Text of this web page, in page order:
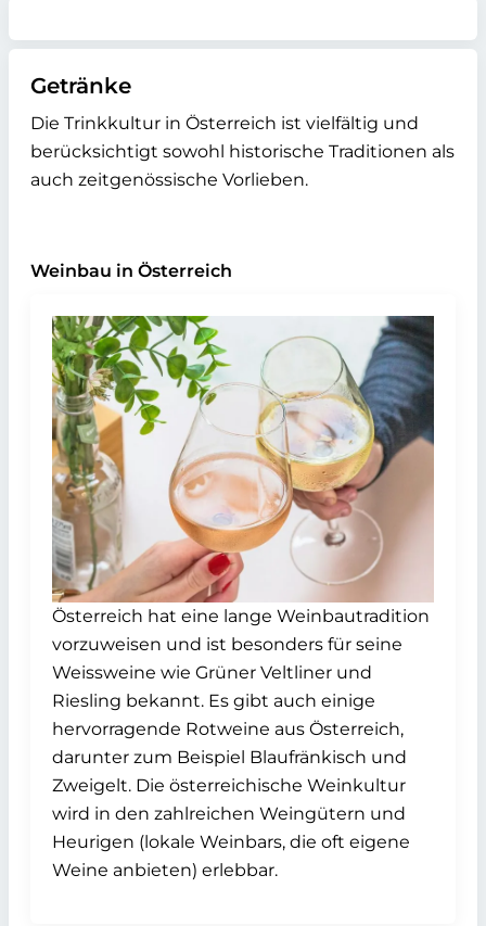
Getränke
Die Trinkkultur in Österreich ist vielfältig und
berücksichtigt sowohl historische Traditionen als
auch zeitgenössische Vorlieben.
Weinbau in Österreich
Österreich hat eine lange Weinbautradition
vorzuweisen und ist besonders für seine
Weissweine wie Grüner Veltliner und
Riesling bekannt. Es gibt auch einige
hervorragende Rotweine aus Österreich,
darunter zum Beispiel Blaufränkisch und
Zweigelt. Die österreichische Weinkultur
wird in den zahlreichen Weingütern und
Heurigen (lokale Weinbars, die oft eigene
Weine anbieten) erlebbar.